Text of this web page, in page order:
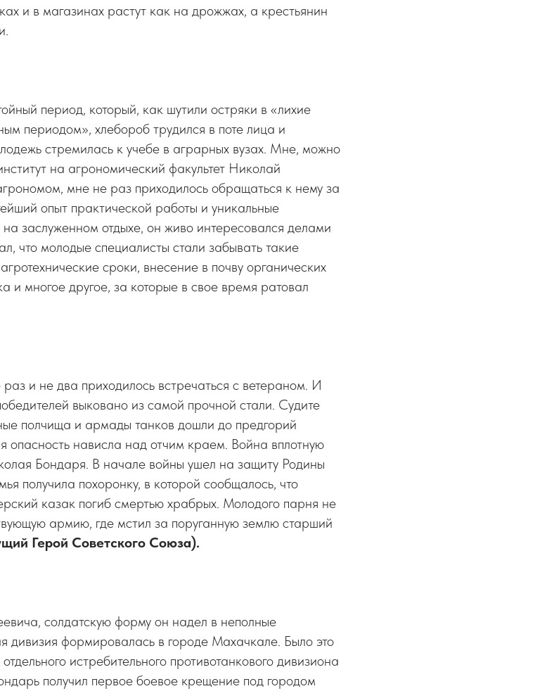
и в магазинах растут как на дрожжах, а крестьянин
период, который, как шутили остряки в «лихие
периодом», хлебороб трудился в поте лица и
стремилась к учебе в аграрных вузах. Мне, можно
на агрономический факультет Николай
мне не раз приходилось обращаться к нему за
опыт практической работы и уникальные
заслуженном отдыхе, он живо интересовался делами
что молодые специалисты стали забывать такие
сроки, внесение в почву органических
и многое другое, за которые в свое время ратовал
и не два приходилось встречаться с ветераном. И
выковано из самой прочной стали. Судите
полчища и армады танков дошли до предгорий
опасность нависла над отчим краем. Война вплотную
Бондаря. В начале войны ушел на защиту Родины
получила похоронку, в которой сообщалось, что
казак погиб смертью храбрых. Молодого парня не
армию, где мстил за поруганную землю старший
Герой Советского Союза).
солдатскую форму он надел в неполные
дивизия формировалась в городе Махачкале. Было это
истребительного противотанкового дивизиона
получил первое боевое крещение под городом